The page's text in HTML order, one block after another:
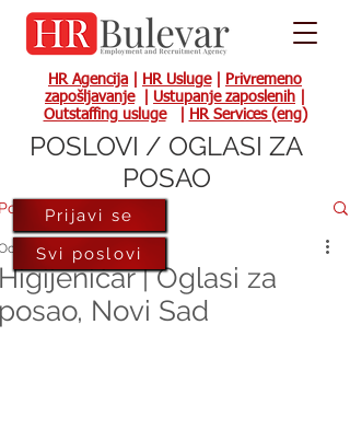
HR Agencija HR Usluge|
Privremeno
zapošljavanje| Ustupanje zaposlenih
Outstaffing usluge| HR Services (eng)
| Oglasi za
Novi Sad
15, 2020
Prijavi se
Svi poslovi
POSLOVI / OGLASI ZA
POSAO